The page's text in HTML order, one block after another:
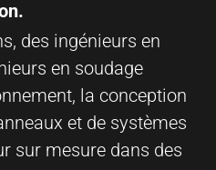
des ingénieurs en
en soudage
la conception
et de systèmes
sur mesure dans des